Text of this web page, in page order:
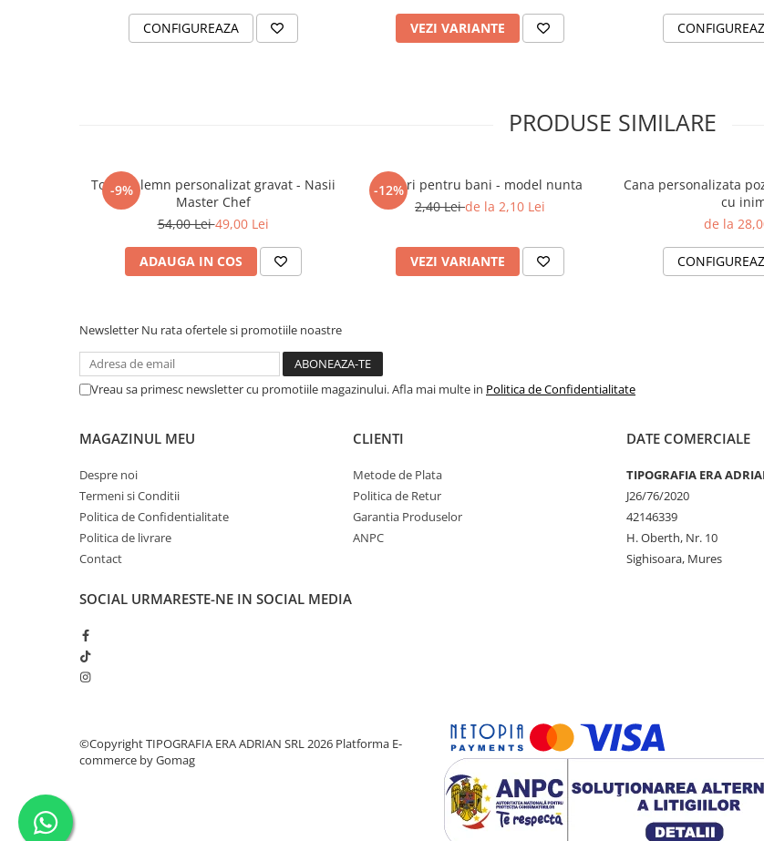
CONFIGUREAZA VEZI VARIANTE
PRODUSE SIMILARE
-9%
Tocator lemn personalizat gravat - Nasii
Master Chef
54,00 Lei49,00 Lei
ADAUGA IN COS
-12%
Plicuri pentru bani - model nunta
2,40 Leide la 2,10 Lei
VEZI VARIANTE
Cana personalizata
cu
de la
Newsletter Nu rata ofertele si promotiile noastre
Vreau sa primesc newsletter cu promotiile magazinului. Afla mai multe in Politica de Confidentialitate
MAGAZINUL MEU
Despre noi
Termeni si Conditii
Politica de Confidentialitate
Politica de livrare
Contact
CLIENTI
Metode de Plata
Politica de Retur
Garantia Produselor
ANPC
DATE COMERCIALE
TIPOGRAFIA ERA
J26/76/2020
42146339
H. Oberth, Nr. 10
Sighisoara, Mures
SOCIAL URMARESTE-NE IN SOCIAL MEDIA
©Copyright TIPOGRAFIA ERA ADRIAN SRL 2026 Platforma E-
commerce by Gomag